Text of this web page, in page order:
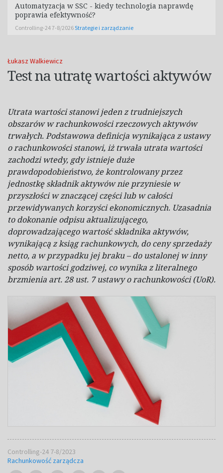
Łukasz Walkiewicz
Test na utratę wartości aktywów
Utrata wartości stanowi jeden z trudniejszych
obszarów wrachunkowości rzeczowych aktywów
trwałych. Podstawowa definicja wynikająca z ustawy
orachunkowości stanowi, iż trwała utrata wartości
zachodzi wtedy, gdy istnieje duże
prawdopodobieństwo, że kontrolowany przez
jednostkę składnik aktywów nie przyniesie w
przyszłości wznaczącej części lub w całości
przewidywanych korzyści ekonomicznych. Uzasadnia
to dokonanie odpisu aktualizującego,
doprowadzającego wartość składnika aktywów,
wynikającą zksiąg rachunkowych, do ceny sprzedaży
netto, a w przypadku jej braku – do ustalonej winny
sposób wartości godziwej, co wynika zliteralnego
brzmienia art. 28 ust. 7 ustawy orachunkowości (UoR).
Controlling-24 7-8/2023
Rachunkowość zarządcza
Automatyzacja w SSC - kiedy technologia naprawdę
poprawia efektywność?
Controlling-24 7-8/2026Strategie i zarządzanie